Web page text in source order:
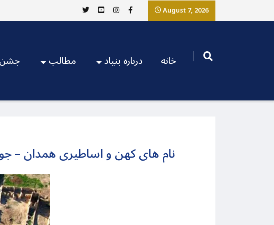
August 7, 2026
جشن مطالب درباره بنیاد خانه
نام های کهن و اساطیری همدان –